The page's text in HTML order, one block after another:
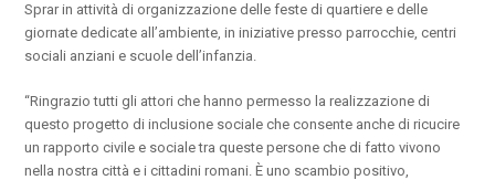
Sprar in attività di organizzazione delle feste di quartiere e delle
giornate dedicate all’ambiente, in iniziative presso parrocchie, centri
sociali anziani e scuole dell’infanzia.
“Ringrazio tutti gli attori che hanno permesso la realizzazione di
questo progetto di inclusione sociale che consente anche di ricucire
un rapporto civile e sociale tra queste persone che di fatto vivono
nella nostra città e i cittadini romani. È uno scambio positivo,